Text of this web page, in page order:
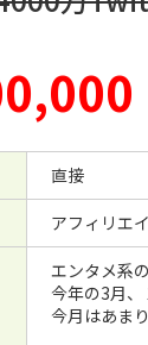
直接
アフィリエ
エンタメ系
今年の3月
今月はあま